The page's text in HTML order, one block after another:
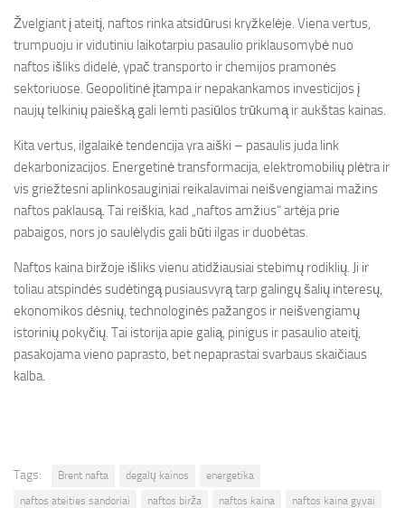
Žvelgiant į ateitį, naftos rinka atsidūrusi kryžkelėje. Viena vertus,
trumpuoju ir vidutiniu laikotarpiu pasaulio priklausomybė nuo
naftos išliks didelė, ypač transporto ir chemijos pramonės
sektoriuose. Geopolitinė įtampa ir nepakankamos investicijos į
naujų telkinių paiešką gali lemti pasiūlos trūkumą ir aukštas kainas.
Kita vertus, ilgalaikė tendencija yra aiški – pasaulis juda link
dekarbonizacijos. Energetinė transformacija, elektromobilių plėtra ir
vis griežtesni aplinkosauginiai reikalavimai neišvengiamai mažins
naftos paklausą. Tai reiškia, kad „naftos amžius“ artėja prie
pabaigos, nors jo saulėlydis gali būti ilgas ir duobėtas.
Naftos kaina biržoje išliks vienu atidžiausiai stebimų rodiklių. Ji ir
toliau atspindės sudėtingą pusiausvyrą tarp galingų šalių interesų,
ekonomikos dėsnių, technologinės pažangos ir neišvengiamų
istorinių pokyčių. Tai istorija apie galią, pinigus ir pasaulio ateitį,
pasakojama vieno paprasto, bet nepaprastai svarbaus skaičiaus
kalba.
Tags: Brent nafta degalų kainos
energetika
naftos ateities sandoriai
naftos birža naftos kaina naftos kaina gyvai